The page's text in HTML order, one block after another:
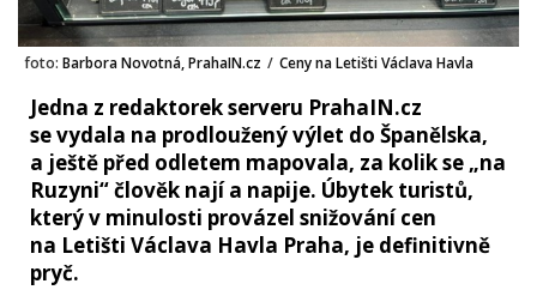
foto: Barbora Novotná, PrahaIN.cz / Ceny na Letišti Václava Havla
Jedna z redaktorek serveru PrahaIN.cz
se vydala na prodloužený výlet do Španělska,
a ještě před odletem mapovala, za kolik se „na
Ruzyni“ člověk nají a napije. Úbytek turistů,
který v minulosti provázel snižování cen
na Letišti Václava Havla Praha, je definitivně
pryč.